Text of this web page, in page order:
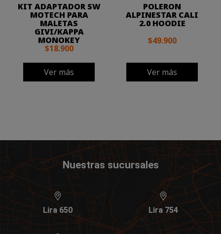
KIT ADAPTADOR SW
MOTECH PARA
MALETAS
GIVI/KAPPA
MONOKEY
$18.900
Ver más
POLERON
ALPINESTAR CALI
2.0 HOODIE
$49.900
Ver más
Nuestras sucursales
Lira 650 Lira 754